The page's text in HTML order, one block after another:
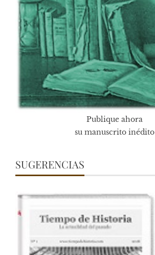
Publique ahora
su manuscrito inédito
SUGERENCIAS